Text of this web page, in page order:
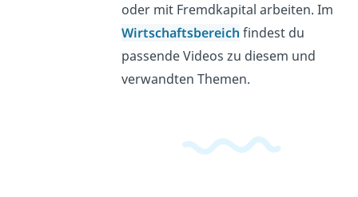
oder mit Fremdkapital arbeiten. Im
Wirtschaftsbereich findest du
passende Videos zu diesem und
verwandten Themen.